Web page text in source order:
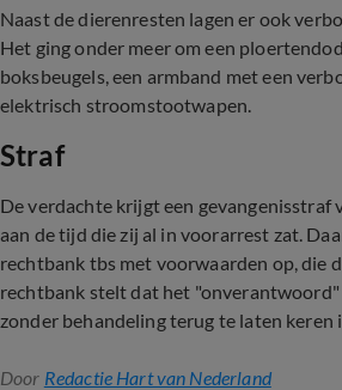
Naast de dierenresten lagen er ook
Het ging onder meer om een
boksbeugels, een armband met een
elektrisch stroomstootwapen.
Straf
De verdachte krijgt een gevangenisstraf
aan de tijd die zij al in voorarrest zat.
rechtbank tbs met voorwaarden op, die
rechtbank stelt dat het "onverantwoord"
zonder behandeling terug te laten keren
Door Redactie Hart van Nederland